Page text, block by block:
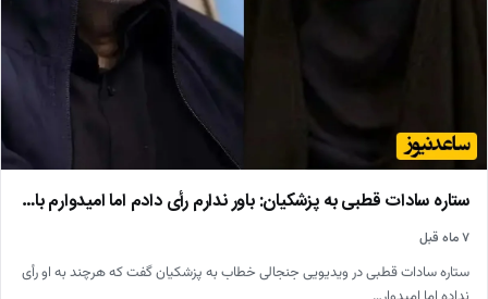
ستاره سادات قطبی به پزشکیان: باور ندارم رأی دادم اما امیدوارم با…
۷ ماه قبل
ستاره سادات قطبی در ویدیویی جنجالی خطاب به پزشکیان گفت که هرچند به او رأی